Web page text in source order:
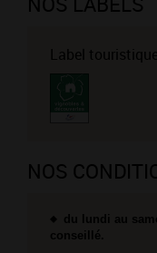
Label touristique
NOS
du lundi au
conseillé.